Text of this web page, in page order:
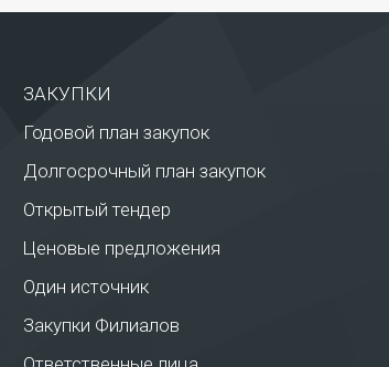
ЗАКУПКИ
Годовой план закупок
Долгосрочный план закупок
Открытый тендер
Ценовые предложения
Один источник
Закупки Филиалов